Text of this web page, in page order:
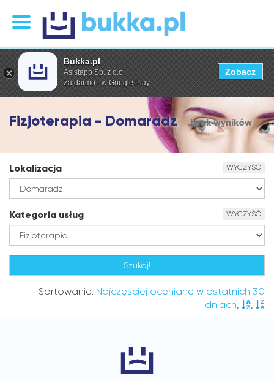
Fizjoterapia - Domaradz brak wyników
Lokalizacja WYCZYŚĆ
Kategoria usług WYCZYŚĆ
Sortowanie: Najczęściej oceniane w ostatnich 30
dniach, ,
Bukka.pl
Asistapp Sp. z o.o.
Za darmo - w Google Play
Zobacz